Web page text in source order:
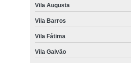
Vila Augusta
Vila Barros
Vila Fátima
Vila Galvão